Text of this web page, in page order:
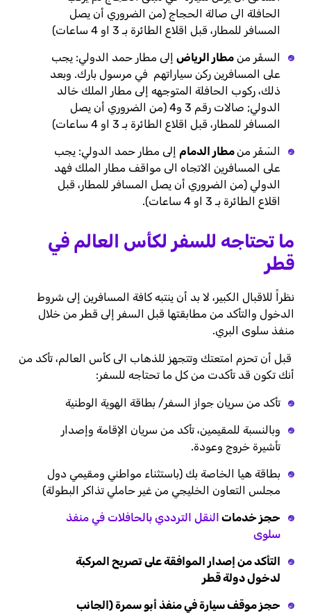
الحافلة الى صالة الحجاج (من الضروري أن يصل
المسافر للمطار، قبل اقلاع الطائرة بـ 3 او 4 ساعات)
السفَر منمطار الرياض إلى مطار حمد الدولي: يجب
على المسافرين ركن سياراتهم في مرسول بارك. وبعد
ذلك، ركوب الحافلة المتوجهه إلى مطار الملك خالد
الدولي; صالات رقم 3 و4 (من الضروري أن يصل
المسافر للمطار، قبل اقلاع الطائرة بـ 3 او 4 ساعات)
السَفَر منمطار الدمام إلى مطار حمد الدولي: يجب
على المسافرين الاتجاه الى مواقف مطار الملك فهد
الدولي (من الضروري أن يصل المسافر للمطار، قبل
اقلاع الطائرة بـ 3 او 4 ساعات).
ما تحتاجه للسفر لكأس العالم في
قطر
نظراً للاقبال الكبير، لا بد أن ينتبه كافة المسافرين إلى شروط
الدخول والتأكد من مطابقتها قبل السفر إلى قطر من خلال
منفذ سلوى البري.
قبل أن تحزم امتعتك وتتجهز للذهاب الى كأس العالم، تأكد من
أنك تكون قد تأكدت من كل ما تحتاجه للسفر:
تأكد من سريان جواز السفر/ بطاقة الهوية الوطنية
وبالنسبة للمقيمين، تأكد من سريان الإقامة وإصدار
تأشيرة خروج وعودة.
بطاقة هيا الخاصة بك (باستثناء مواطني ومقيمي دول
مجلس التعاون الخليجي من غير حاملي تذاكر البطولة)
حجز خدمات النقل الترددي بالحافلات في منفذ
سلوى
التأكد من إصدار الموافقة على تصريح المركبة
لدخول دولة قطر
حجز موقف سيارة في منفذ أبو سمرة (الجانب